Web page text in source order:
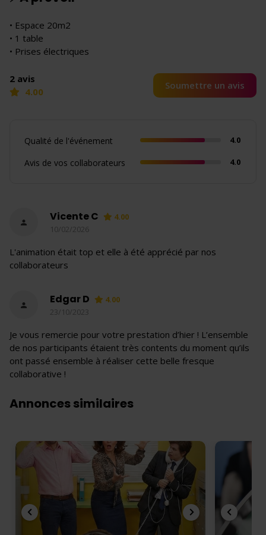
• Espace 20m2
• 1 table
• Prises électriques
2 avis
4.00
Soumettre un avis
Qualité de l'événement 4.0
Avis de vos collaborateurs 4.0
Vicente C
4.00
10/02/2026
L'animation était top et elle à été apprécié par nos
collaborateurs
Edgar D
4.00
23/10/2023
Je vous remercie pour votre prestation d’hier ! L’ensemble
de nos participants étaient très contents du moment qu’ils
ont passé ensemble à réaliser cette belle fresque
collaborative !
Annonces similaires